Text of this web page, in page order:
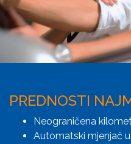
PREDNOSTI
Neograničena
Automatski mjenjač